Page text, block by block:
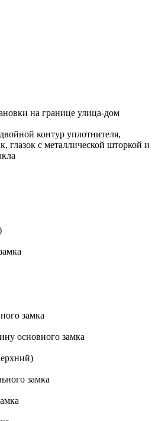
на границе улица-дом
контур уплотнителя,
глазок с металлической шторкой и
замка
основного замка
замка